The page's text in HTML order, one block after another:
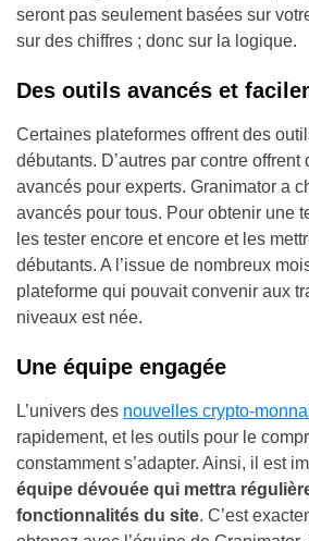
seront pas seulement basées sur
sur des chiffres ; donc sur la logique.
Des outils avancés et
Certaines plateformes offrent des
débutants. D’autres par contre
avancés pour experts. Granimator a
avancés pour tous. Pour obtenir une
les tester encore et encore et les
débutants. A l’issue de nombreux
plateforme qui pouvait convenir aux
niveaux est née.
Une équipe engagée
L’univers des nouvelles crypto-
rapidement, et les outils pour le
constamment s’adapter. Ainsi, il est
équipe dévouée qui mettra
fonctionnalités du site. C’est